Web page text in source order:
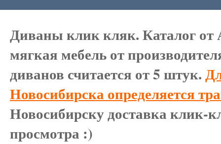
Диваны клик кляк. Каталог
мягкая мебель от
диванов считается от 5 штук.
Новосибирска определяется
Новосибирску доставка клик-
просмотра :)